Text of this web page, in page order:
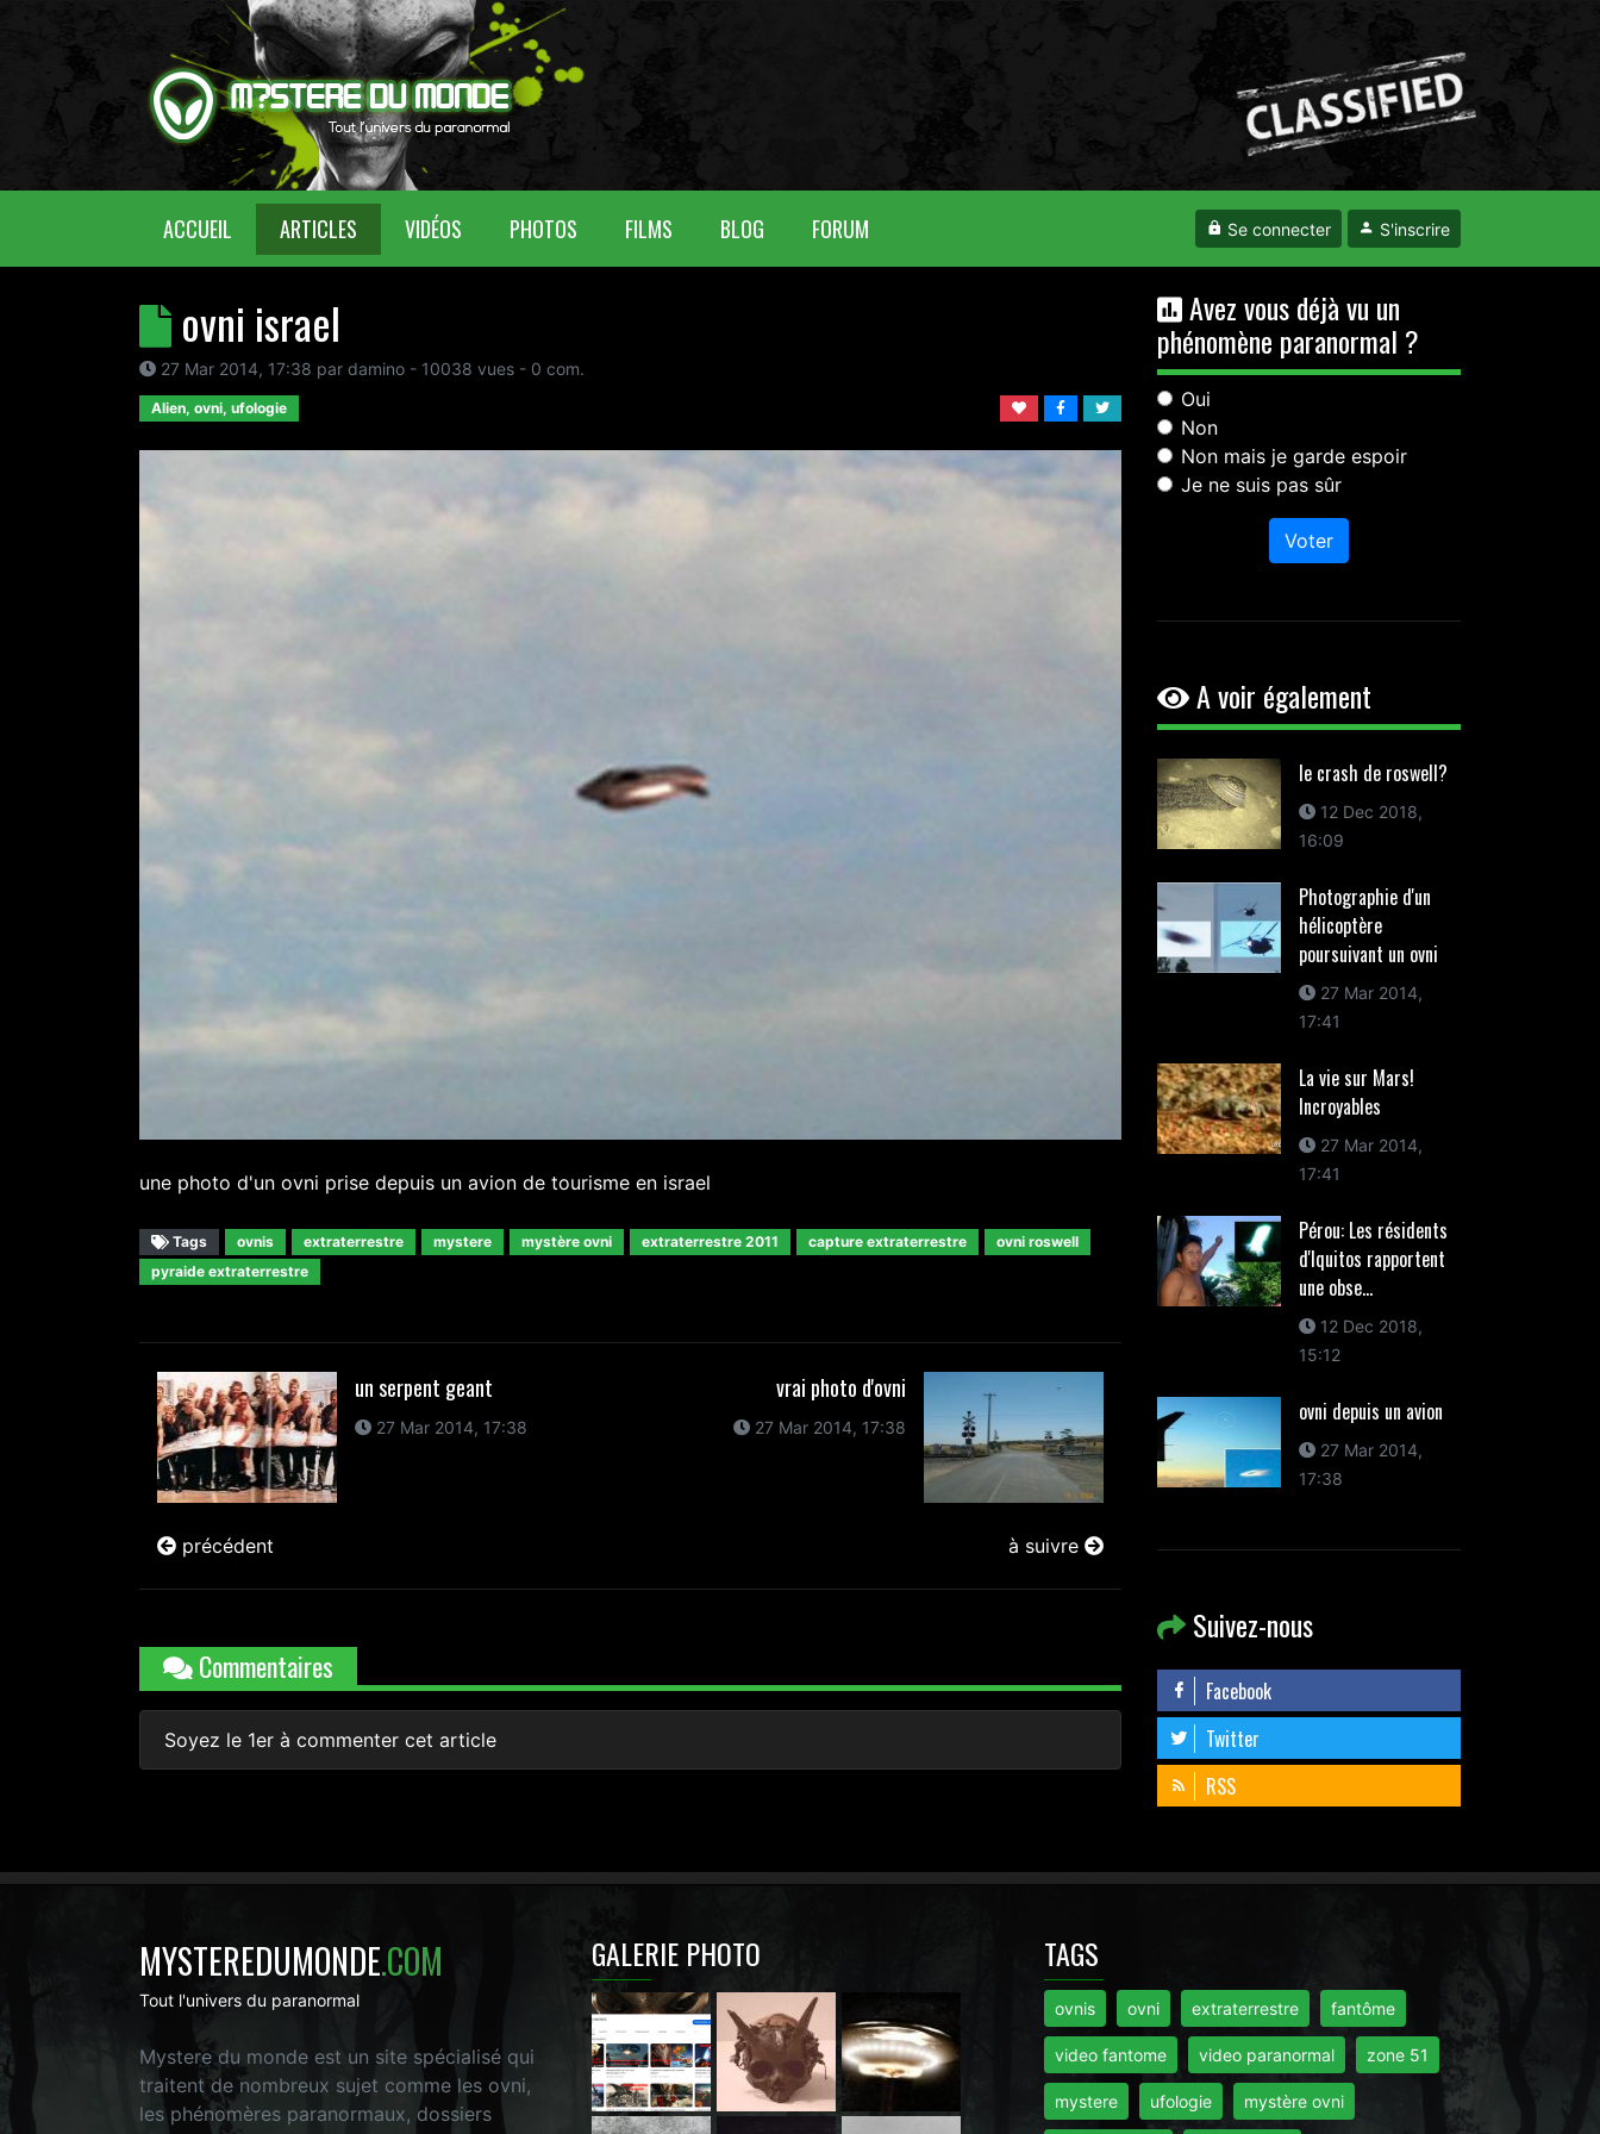
ACCUEIL (CURRENT)ARTICLES VIDÉOS PHOTOS FILMS BLOG FORUM Se connecter S'inscrire
ovni israel
27 Mar 2014, 17:38 par damino - 10038 vues - 0 com.
Alien, ovni, ufologie
une photo d'un ovni prise depuis un avion de tourisme en israel
Tags ovnis extraterrestre mystere mystère ovni extraterrestre 2011 capture extraterrestre
ovni roswell
pyraide extraterrestre
un serpent geant
27 Mar 2014, 17:38
précédent
vrai photo d'ovni
27 Mar 2014, 17:38
à suivre
Commentaires
Soyez le 1er à commenter cet article
Avez vous déjà vu un
phénomène paranormal ?
Oui
Non
Non mais je garde espoir
Je ne suis pas sûr
Voter
A voir également
le crash de roswell?
12 Dec 2018,
16:09
Photographie d'un
hélicoptère
poursuivant un ovni
27 Mar 2014,
17:41
La vie sur Mars!
Incroyables
27 Mar 2014,
17:41
Pérou: Les résidents
d'Iquitos rapportent
une obse...
12 Dec 2018,
15:12
ovni depuis un avion
27 Mar 2014,
17:38
Suivez-nous
Facebook
Twitter
RSS
MYSTEREDUMONDE.COM
Tout l'univers du paranormal
Mystere du monde est un site spécialisé qui
traitent de nombreux sujet comme les ovni,
les phénomères paranormaux, dossiers
GALERIE PHOTO TAGS
ovnis ovni extraterrestre fantôme
video fantome video paranormal zone 51
mystere ufologie mystère ovni